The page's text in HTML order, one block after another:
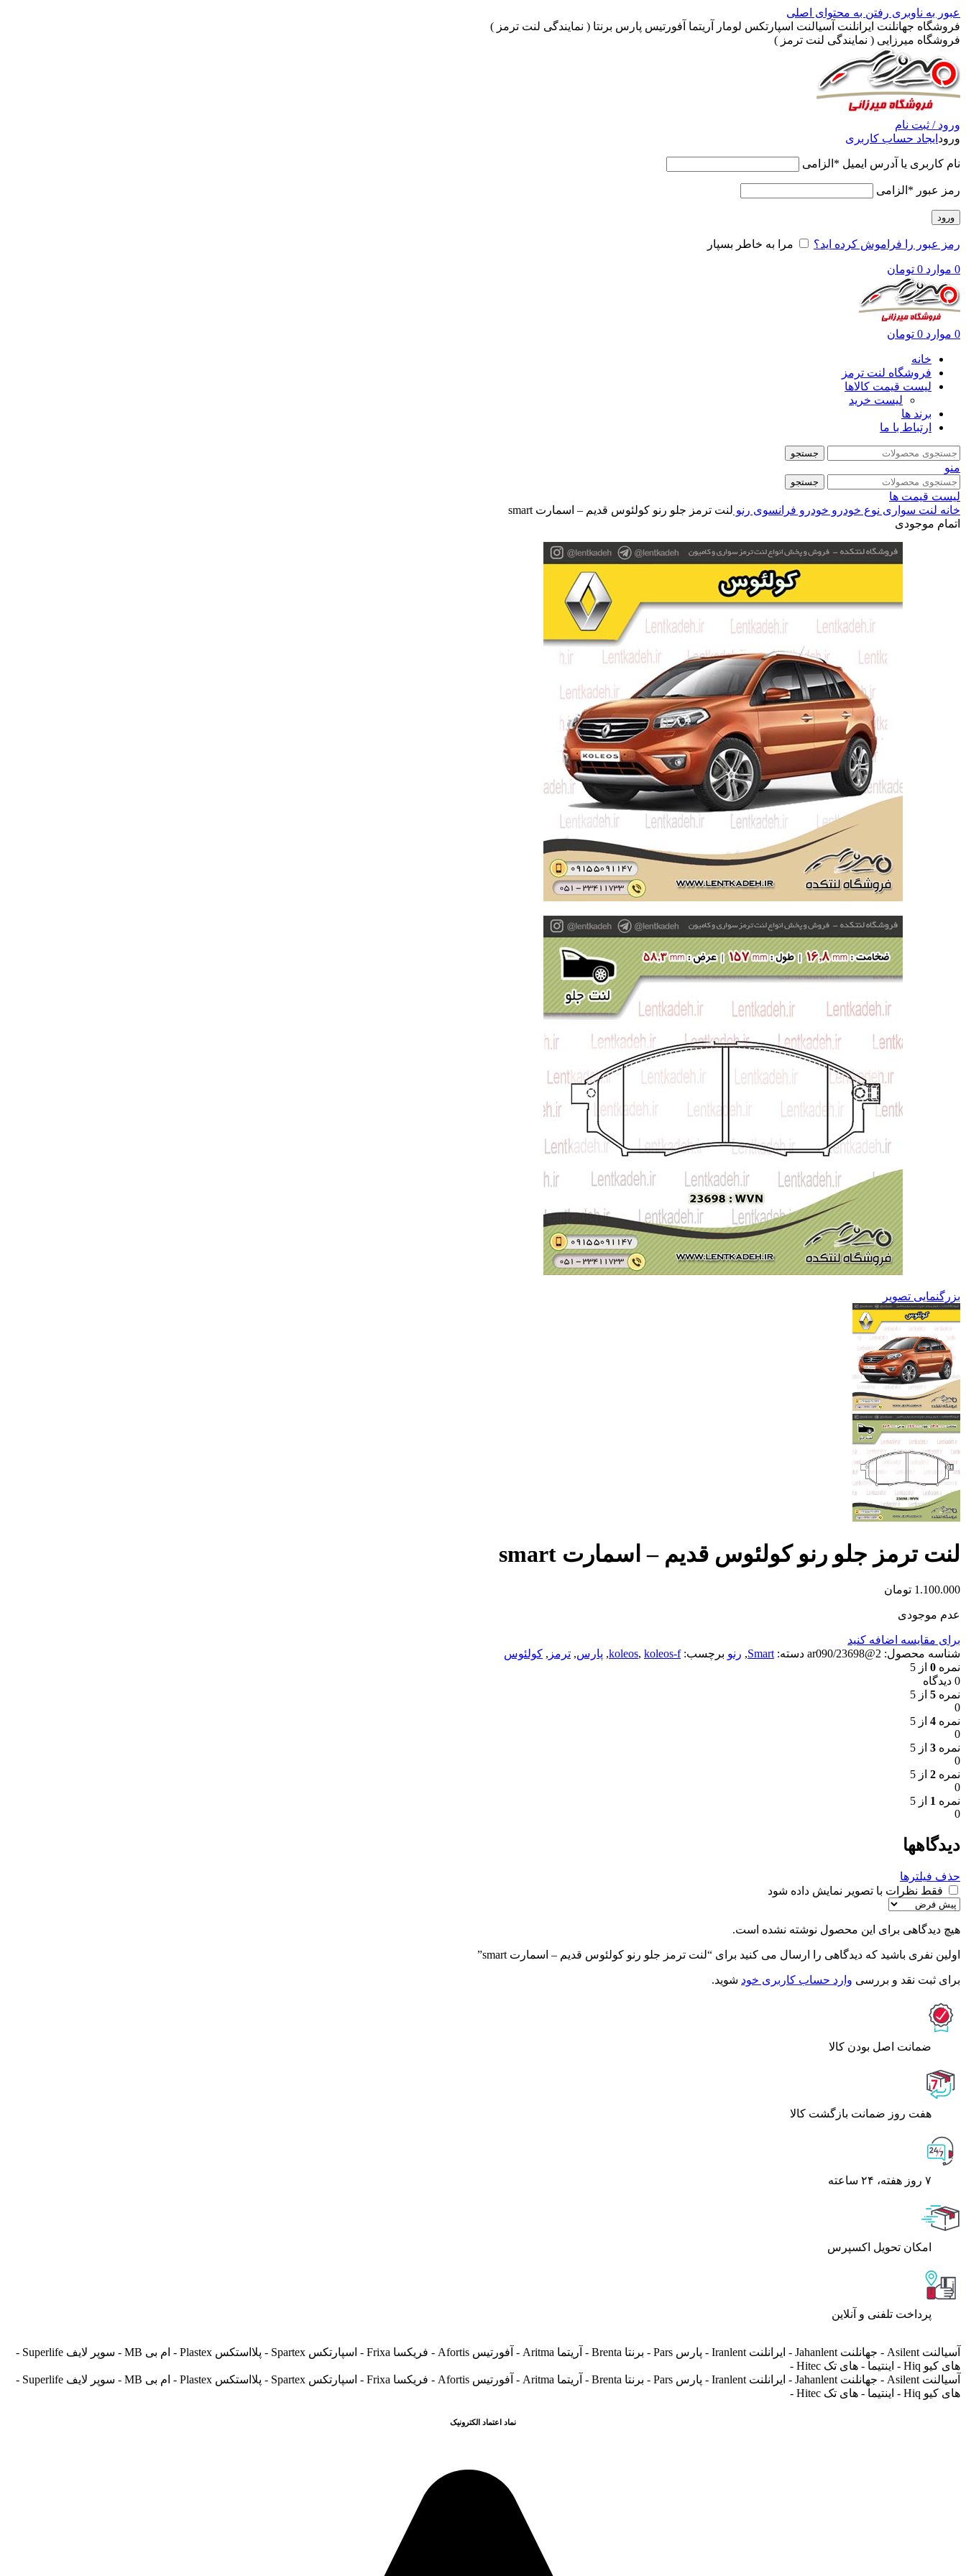
عبور به ناوبری رفتن به محتوای اصلی
فروشگاه جهانلنت ایرانلنت آسیالنت اسپارتکس لومار آریتما آفورتیس پارس برنتا ( نمایندگی لنت ترمز )
فروشگاه میرزایی ( نمایندگی لنت ترمز )
ورود / ثبت نام
ورود ایجاد حساب کاربری
نام کاربری یا آدرس ایمیل * الزامی
رمز عبور * الزامی
ورود
رمز عبور را فراموش کرده اید؟ مرا به خاطر بسپار
0 موارد 0 تومان
0 موارد 0 تومان
خانه
فروشگاه لنت ترمز
لیست قیمت کالاها
لیست خرید
برند ها
ارتباط با ما
جستجو
منو
جستجو
لیست قیمت ها
خانه لنت سواری نوع خودرو خودرو فرانسوی رنو لنت ترمز جلو رنو کولئوس قدیم – اسمارت smart
اتمام موجودی
بزرگنمایی تصویر
لنت ترمز جلو رنو کولئوس قدیم – اسمارت smart
1.100.000 تومان
عدم موجودی
برای مقایسه اضافه کنید
شناسه محصول: 2@ar090/23698 دسته: Smart
, رنو برچسب: koleos, koleos-f
, پارس, ترمز , کولئوس
نمره 0 از 5
0 دیدگاه
نمره 5 از 5
0
نمره 4 از 5
0
نمره 3 از 5
0
نمره 2 از 5
0
نمره 1 از 5
0
دیدگاهها
حذف فیلترها
فقط نظرات با تصویر نمایش داده شود
هیچ دیدگاهی برای این محصول نوشته نشده است.
اولین نفری باشید که دیدگاهی را ارسال می کنید برای “لنت ترمز جلو رنو کولئوس قدیم – اسمارت smart”
برای ثبت نقد و بررسی وارد حساب کاربری خود شوید.
ﺿﻤﺎﻧﺖ اﺻﻞ ﺑﻮدن ﮐﺎﻟﺎ
هفت روز ضمانت بازگشت کالا
۷ روز ﻫﻔﺘﻪ، ۲۴ ﺳﺎﻋﺘﻪ
اﻣﮑﺎن ﺗﺤﻮﯾﻞ اﮐﺴﭙﺮس
پرداخت تلفنی و آنلاین
آسیالنت Asilent - جهانلنت Jahanlent - ایرانلنت Iranlent - پارس Pars - برنتا Brenta - آریتما Aritma - آفورتیس Afortis - فریکسا Frixa - اسپارتکس Spartex - پلااستکس Plastex - ام بی MB - سوپر لایف Superlife -
های کیو Hiq - اینتیما - های تک Hitec -
آسیالنت Asilent - جهانلنت Jahanlent - ایرانلنت Iranlent - پارس Pars - برنتا Brenta - آریتما Aritma - آفورتیس Afortis - فریکسا Frixa - اسپارتکس Spartex - پلااستکس Plastex - ام بی MB - سوپر لایف Superlife -
های کیو Hiq - اینتیما - های تک Hitec -
نماد اعتماد الکترونیک